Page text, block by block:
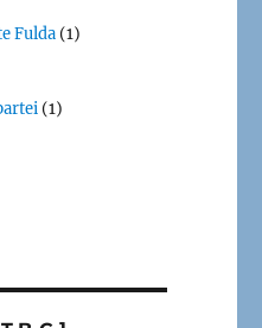
Fulda(1)
(1)